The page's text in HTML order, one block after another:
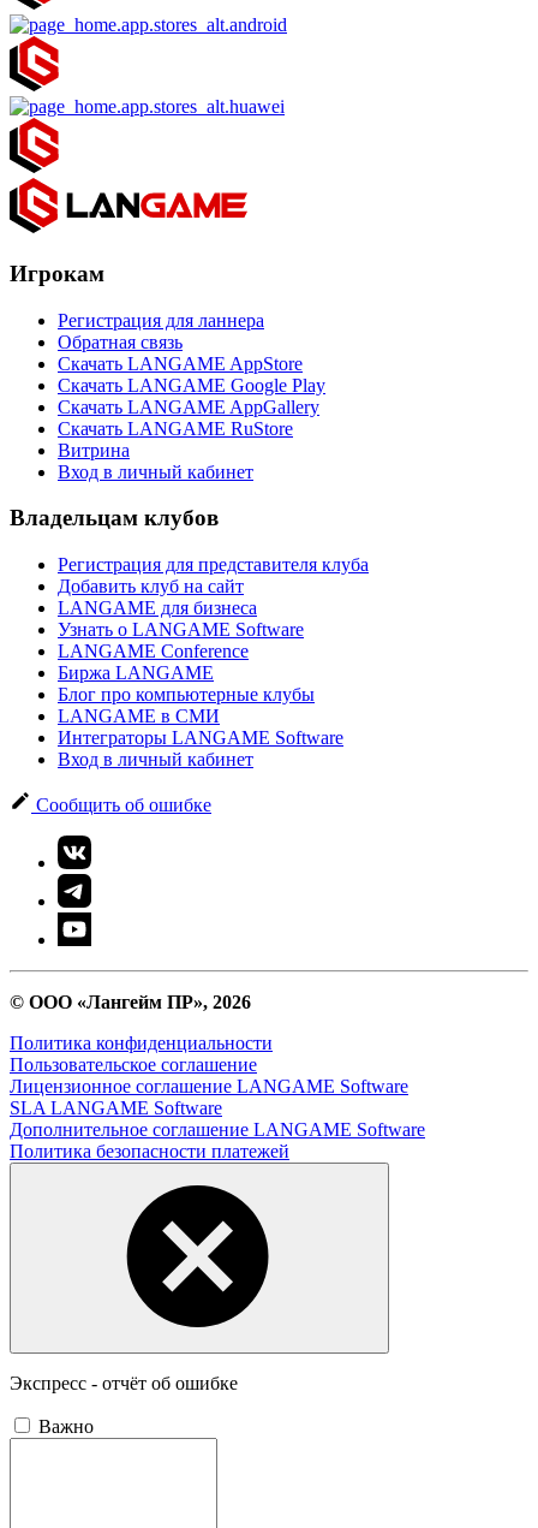
Игрокам
Регистрация для ланнера
Обратная связь
Скачать LANGAME AppStore
Скачать LANGAME Google Play
Скачать LANGAME AppGallery
Скачать LANGAME RuStore
Витрина
Вход в личный кабинет
Владельцам клубов
Регистрация для представителя клуба
Добавить клуб на сайт
LANGAME для бизнеса
Узнать о LANGAME Software
LANGAME Conference
Биржа LANGAME
Блог про компьютерные клубы
LANGAME в СМИ
Интеграторы LANGAME Software
Вход в личный кабинет
Сообщить об ошибке
© ООО «Лангейм ПР», 2026
Политика конфиденциальности
Пользовательское соглашение
Лицензионное соглашение LANGAME Software
SLA LANGAME Software
Дополнительное соглашение LANGAME Software
Политика безопасности платежей
Экспресс - отчёт об ошибке
Важно